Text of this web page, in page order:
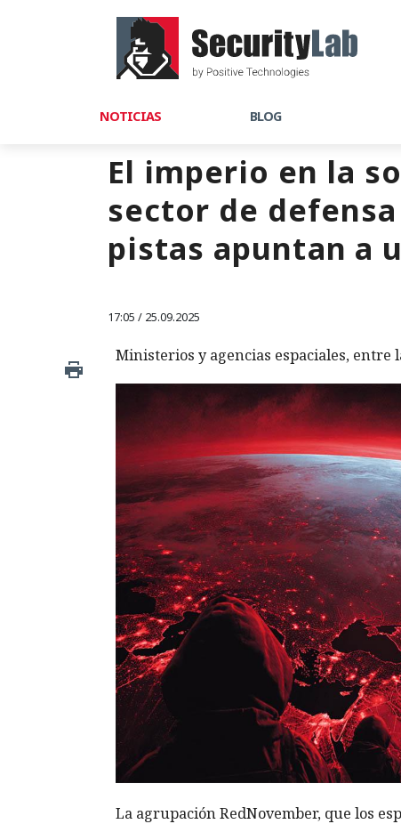
NOTICIAS BLOG
El imperio en la
sector de
pistas apuntan a
17:05 / 25.09.2025
Ministerios y agencias espaciales, entre
La agrupación RedNovember, que los